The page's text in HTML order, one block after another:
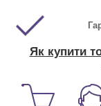
Як купити